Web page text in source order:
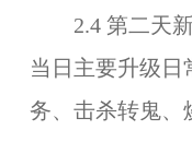
2.4 第二天新
当日主要升级日
务、击杀转鬼、